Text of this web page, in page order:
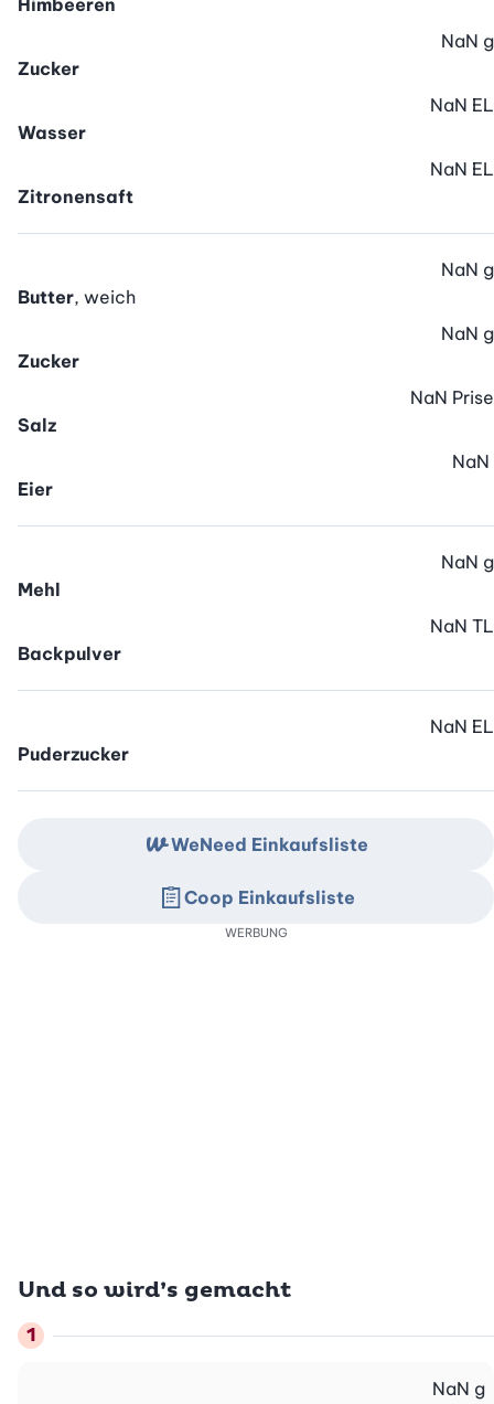
Himbeeren
Zucker
NaN g
Wasser
NaN EL
Zitronensaft
NaN EL
Butter, weich
NaN g
Zucker
NaN g
Salz
NaN Prise
Eier
NaN
Mehl
NaN g
Backpulver
NaN TL
Puderzucker
NaN EL
Und so wird’s gemacht
NaN g
WeNeed Einkaufsliste
Coop Einkaufsliste
WERBUNG